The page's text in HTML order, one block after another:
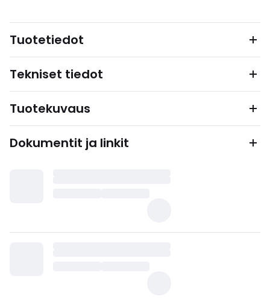
Tuotetiedot
Tekniset tiedot
Tuotekuvaus
Dokumentit ja linkit